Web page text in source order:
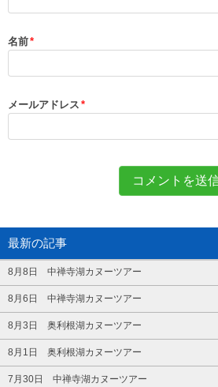
名前*
メールアドレス *
最新の記事
8月8日 中禅寺湖カヌーツアー
8月6日 中禅寺湖カヌーツアー
8月3日 奥利根湖カヌーツアー
8月1日 奥利根湖カヌーツアー
7月30日 中禅寺湖カヌーツアー